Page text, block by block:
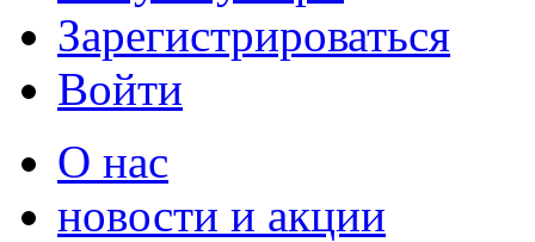
Зарегистрироваться
Войти
О нас
новости и акции